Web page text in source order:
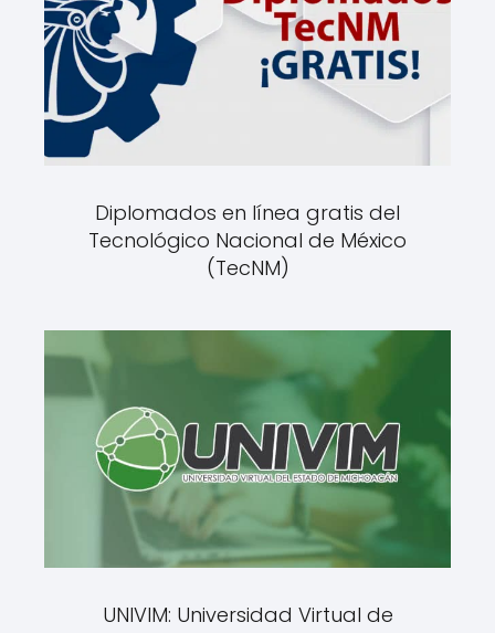
Diplomados en línea gratis del
Tecnológico Nacional de México
(TecNM)
UNIVIM: Universidad Virtual de